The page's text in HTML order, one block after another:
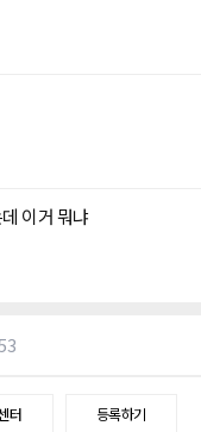
이거 뭐냐
터 등록하기